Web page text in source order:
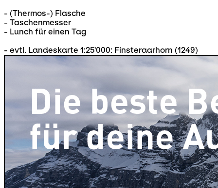
- (Thermos-) Flasche
- Taschenmesser
- Lunch für einen Tag
- evtl. Landeskarte 1:25'000: Finsteraarhorn (1249)